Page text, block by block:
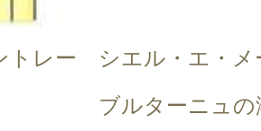
トレー
シエル・エ・メ
ブルターニュの